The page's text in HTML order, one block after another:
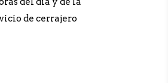
de cerrajero